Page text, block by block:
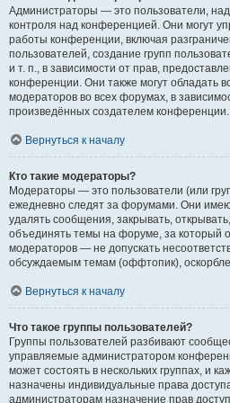
Администраторы — это пользователи,
контроля над конференцией. Они могут
работы конференции, включая
пользователей, создание групп
и т. п., в зависимости от прав,
конференции. Они также могут обладать
модераторов во всех форумах, в
произведённых создателем конференции.
Вернуться к началу
Кто такие модераторы?
Модераторы — это пользователи (или
ежедневно следят за форумами. Они
удалять сообщения, закрывать,
объединять темы на форуме, за который
модераторов — не допускать
обсуждаемым темам (оффтопик),
Вернуться к началу
Что такое группы пользователей?
Группы пользователей разбивают
управляемые администратором
может состоять в нескольких группах, и
назначены индивидуальные права
администраторам назначение прав